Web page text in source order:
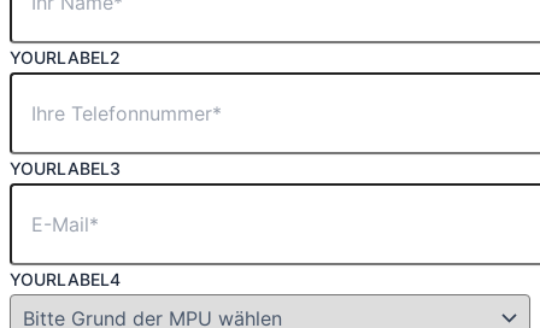
YOURLABEL2
YOURLABEL3
YOURLABEL4